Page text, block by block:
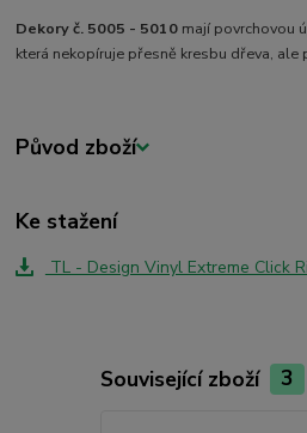
Dekory č. 5005 - 5010 mají povrchovou
která nekopíruje přesně kresbu dřeva,
Původ zboží
Ke stažení
TL - Design Vinyl Extreme Click
Související zboží 3